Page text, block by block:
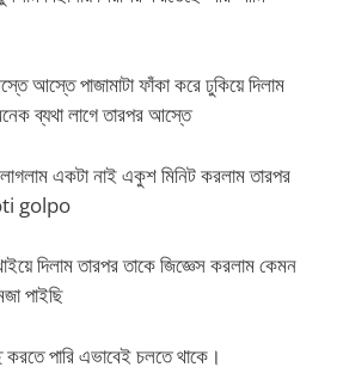
আস্তে পাজামাটা ফাঁকা করে ঢুকিয়ে দিলাম
ব্যথা লাগে তারপর আস্তে
একটা নাই একুশ মিনিট করলাম তারপর
golpo
দিলাম তারপর তাকে জিজ্ঞেস করলাম কেমন
পাইছি
পারি এভাবেই চলতে থাকে।